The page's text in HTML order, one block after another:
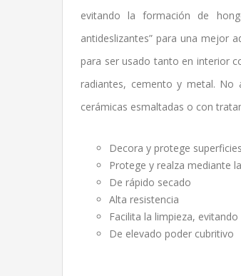
evitando la formación de
antideslizantes” para una mejor
para ser usado tanto en interior
radiantes, cemento y metal. No
cerámicas esmaltadas o con
Decora y protege
Protege y realza mediante
De rápido secado
Alta resistencia
Facilita la limpieza,
De elevado poder cubritivo